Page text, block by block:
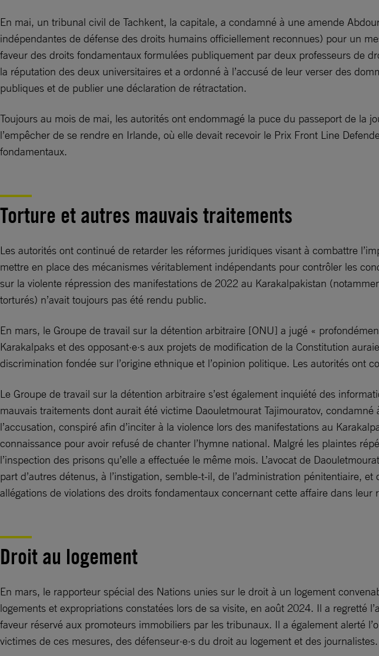
En mai, un tribunal civil de Tachkent, la capitale, a condamné à une amende
indépendantes de défense des droits humains officiellement reconnues) pour un
faveur des droits fondamentaux formulées publiquement par deux professeurs de
la réputation des deux universitaires et a ordonné à l’accusé de leur verser des
publiques et de publier une déclaration de rétractation.
Toujours au mois de mai, les autorités ont endommagé la puce du passeport de
l’empêcher de se rendre en Irlande, où elle devait recevoir le Prix Front Line
fondamentaux.
Torture et autres mauvais traitements
Les autorités ont continué de retarder les réformes juridiques visant à combattre
mettre en place des mécanismes véritablement indépendants pour contrôler les
sur la violente répression des manifestations de 2022 au Karakalpakistan
torturés) n’avait toujours pas été rendu public.
En mars, le Groupe de travail sur la détention arbitraire [ONU] a jugé «
Karakalpaks et des opposant·e·s aux projets de modification de la Constitution
discrimination fondée sur l’origine ethnique et l’opinion politique. Les autorités ont
Le Groupe de travail sur la détention arbitraire s’est également inquiété des
mauvais traitements dont aurait été victime Daouletmourat Tajimouratov,
l’accusation, conspiré afin d’inciter à la violence lors des manifestations au
connaissance pour avoir refusé de chanter l’hymne national. Malgré les plaintes
l’inspection des prisons qu’elle a effectuée le même mois. L’avocat de
part d’autres détenus, à l’instigation, semble-t-il, de l’administration pénitentiaire,
allégations de violations des droits fondamentaux concernant cette affaire dans
Droit au logement
En mars, le rapporteur spécial des Nations unies sur le droit à un logement
logements et expropriations constatées lors de sa visite, en août 2024. Il a regretté
faveur réservé aux promoteurs immobiliers par les tribunaux. Il a également alerté
victimes de ces mesures, des défenseur·e·s du droit au logement et des journalistes.